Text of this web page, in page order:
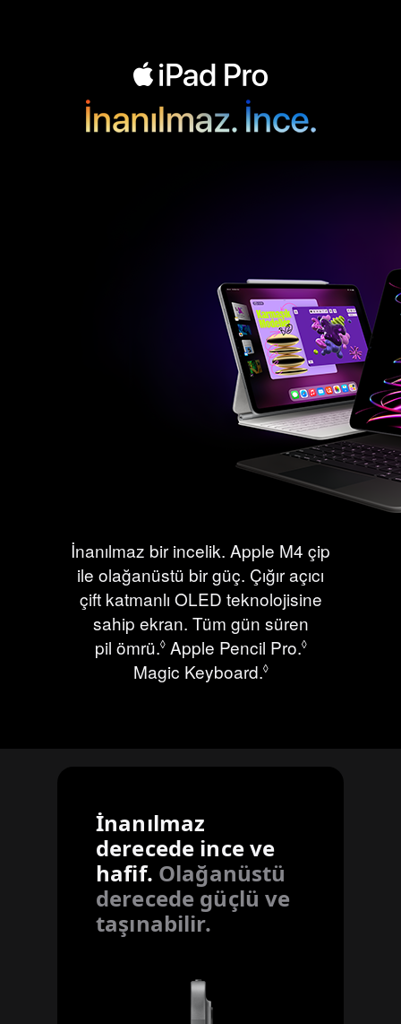
İnanılmaz bir incelik. Apple M4 çip
ile olağanüstü bir güç. Çığır açıcı
çift katmanlı OLED teknolojisine
sahip ekran. Tüm gün süren
pil ömrü.◊Yasal açıklama dipnotuna
Apple Pencil Pro.◊Yasal
Magic Keyboard.◊Yasal açıklama
İnanılmaz
derecede ince ve
hafif. Olağanüstü
derecede güçlü ve
taşınabilir.